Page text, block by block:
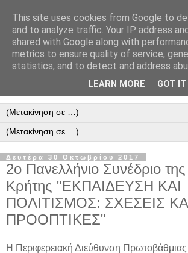
Δευτέρα 30 Οκτωβρίου 2017
2ο Πανελλήνιο Συνέδριο
Κρήτης "ΕΚΠΑΙΔΕΥΣΗ ΚΑΙ
ΠΟΛΙΤΙΣΜΟΣ: ΣΧΕΣΕΙΣ
ΠΡΟΟΠΤΙΚΕΣ"
Η Περιφερειακή Διεύθυνση Πρωτοβάθμιας
This site uses cookies from Google to
and to analyze traffic. Your IP address
shared with Google along with
metrics to ensure quality of service,
statistics, and to detect and address
LEARN MORE GOT IT